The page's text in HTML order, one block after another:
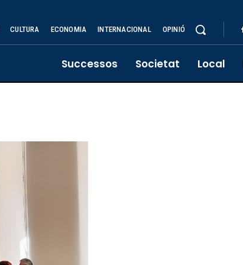
CULTURA ECONOMIA INTERNACIONAL OPINIÓ
Successos Societat Local